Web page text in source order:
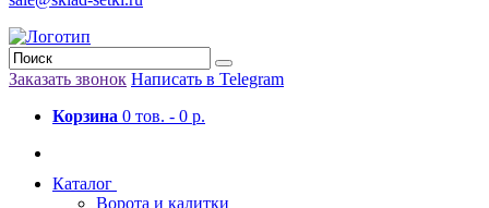
Заказать звонок Написать в Telegram
Корзина 0 тов. - 0 р.
Каталог
Ворота и калитки